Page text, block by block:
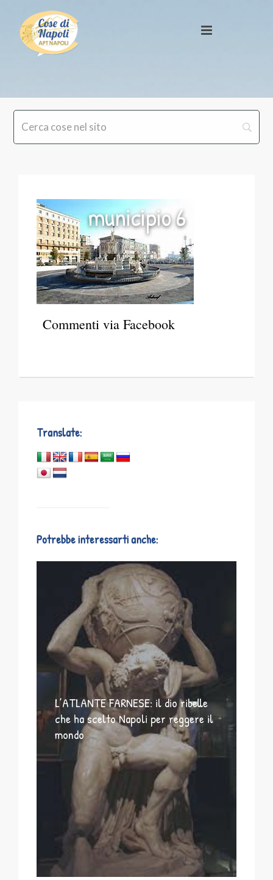
municipio 6
Commenti via Facebook
Translate:
Potrebbe interessarti anche:
L’ATLANTE FARNESE: il dio ribelle
che ha scelto Napoli per reggere il
mondo